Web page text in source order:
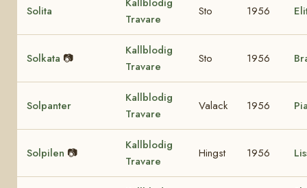
Solita
Travare
Sto 1956
Solkata 📷
Kallblodig
Travare
Sto 1956
Solpanter
Kallblodig
Travare
Valack 1956
Solpilen 📷
Kallblodig
Travare
Hingst 1956